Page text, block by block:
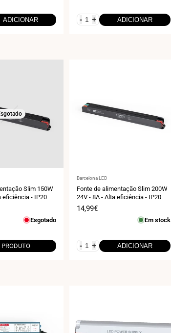
ADICIONAR - + ADICIONAR
Slim 150W
eficiência - IP20
Esgotado
PRODUTO
Fornecedor:
Barcelona LED
Fonte de alimentação Slim 200W
24V - 8A - Alta eficiência - IP20
Preço
14,99€
Em stock
- + ADICIONAR